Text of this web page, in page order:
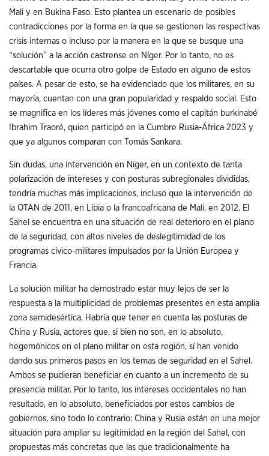
Mali y en Bukina Faso. Esto plantea un escenario de posibles
contradicciones por la forma en la que se gestionen las respectivas
crisis internas o incluso por la manera en la que se busque una
“solución” a la acción castrense en Níger. Por lo tanto, no es
descartable que ocurra otro golpe de Estado en alguno de estos
países. A pesar de esto, se ha evidenciado que los militares, en su
mayoría, cuentan con una gran popularidad y respaldo social. Esto
se magnifica en los líderes más jóvenes como el capitán burkinabé
Ibrahim Traoré, quien participó en la Cumbre Rusia-África 2023 y
que ya algunos comparan con Tomás Sankara.
Sin dudas, una intervención en Níger, en un contexto de tanta
polarización de intereses y con posturas subregionales divididas,
tendría muchas más implicaciones, incluso que la intervención de
la OTAN de 2011, en Libia o la francoafricana de Mali, en 2012. El
Sahel se encuentra en una situación de real deterioro en el plano
de la seguridad, con altos niveles de deslegitimidad de los
programas cívico-militares impulsados por la Unión Europea y
Francia.
La solución militar ha demostrado estar muy lejos de ser la
respuesta a la multiplicidad de problemas presentes en esta amplia
zona semidesértica. Habría que tener en cuenta las posturas de
China y Rusia, actores que, si bien no son, en lo absoluto,
hegemónicos en el plano militar en esta región, sí han venido
dando sus primeros pasos en los temas de seguridad en el Sahel.
Ambos se pudieran beneficiar en cuanto a un incremento de su
presencia militar. Por lo tanto, los intereses occidentales no han
resultado, en lo absoluto, beneficiados por estos cambios de
gobiernos, sino todo lo contrario: China y Rusia están en una mejor
situación para ampliar su legitimidad en la región del Sahel, con
propuestas más concretas que las que tradicionalmente ha